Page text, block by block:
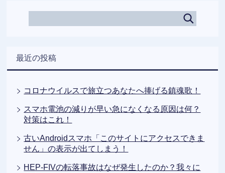
最近の投稿
コロナウイルスで旅立つあなたへ捧げる鎮魂歌！
スマホ電池の減りが早い急になくなる原因は何？
対策はこれ！
古いAndroidスマホ「このサイトにアクセスできま
せん」の表示が出てしまう！
HEP-FIVの転落事故はなぜ発生したのか？我々に